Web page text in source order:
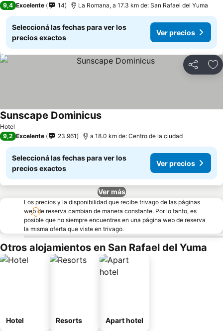
9,4 Excelente 14 La Romana, a 17.3 km de: San Rafael del Yuma
Seleccioná las fechas para ver los
precios exactos
Ver precios
Compartir
Hotel
Sunscape Dominicus
9,2 Excelente 23.961 a 18.0 km de: Centro de la ciudad
Seleccioná las fechas para ver los
precios exactos
Ver precios
Ver más
Los precios y la disponibilidad que recibe trivago de las páginas
web de reserva cambian de manera constante. Por lo tanto, es
posible que no siempre encuentres en una página web de reserva
la misma oferta que viste en trivago.
Otros alojamientos en San Rafael del Yuma
Hotel Resorts Apart hotel